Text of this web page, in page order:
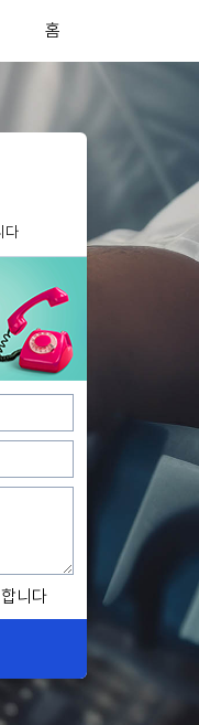
홈
다
니다